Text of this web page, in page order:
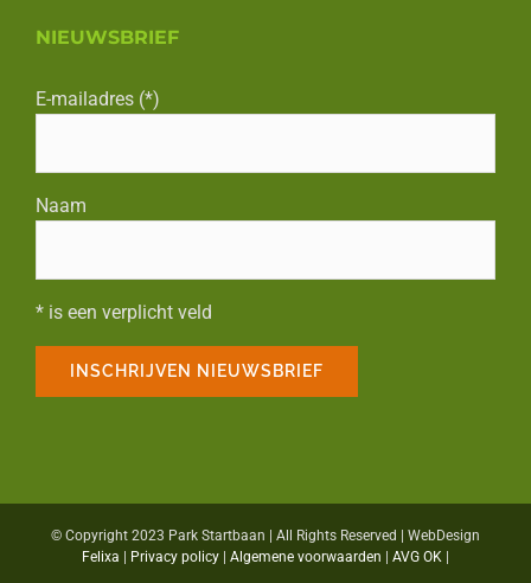
NIEUWSBRIEF
E-mailadres (*)
Naam
* is een verplicht veld
© Copyright 2023 Park Startbaan | All Rights Reserved | WebDesign
Felixa | Privacy policy | Algemene voorwaarden | AVG OK |